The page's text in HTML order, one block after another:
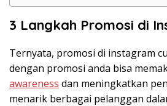
3 Langkah Promosi di
Ternyata, promosi di instagram
dengan promosi anda bisa
awareness dan meningkatkan
menarik berbagai pelanggan